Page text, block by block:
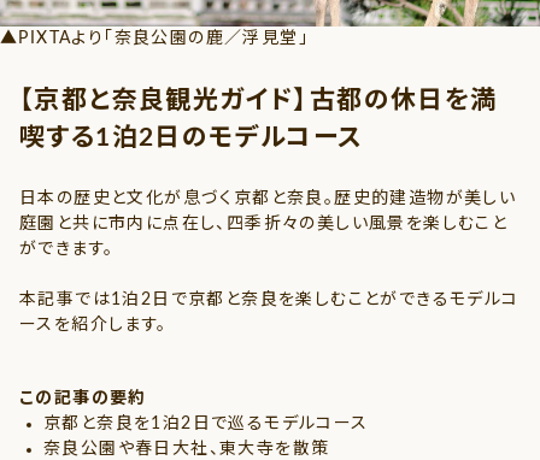
▲PIXTAより「奈良公園の鹿／浮見堂」
【京都と奈良観光ガイド】古都の休日を満
喫する1泊2日のモデルコース
日本の歴史と文化が息づく京都と奈良。歴史的建造物が美しい
庭園と共に市内に点在し、四季折々の美しい風景を楽しむこと
ができます。
本記事では1泊2日で京都と奈良を楽しむことができるモデルコ
ースを紹介します。
この記事の要約
京都と奈良を1泊2日で巡るモデルコース
奈良公園や春日大社、東大寺を散策